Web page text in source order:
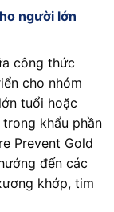
người lớn
công thức
cho nhóm
tuổi hoặc
khẩu phần
Prevent Gold
đến các
khớp, tim